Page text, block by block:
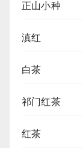
正山小种
滇红
白茶
祁门红茶
红茶